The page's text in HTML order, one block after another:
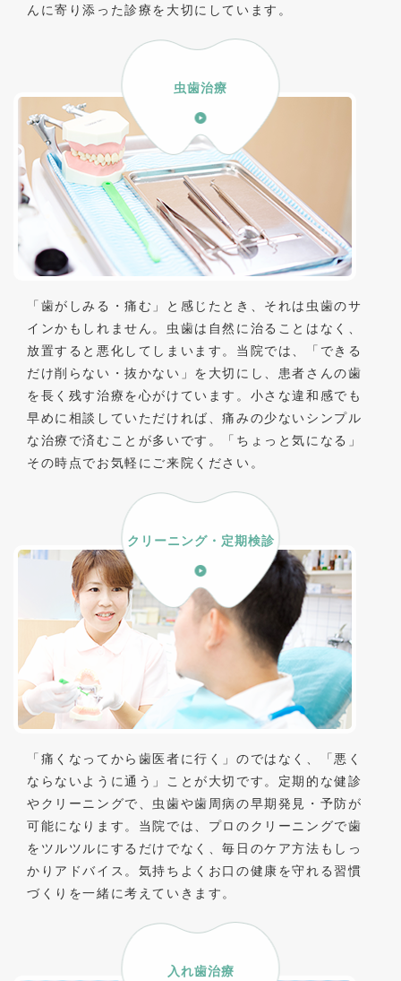
んに寄り添った診療を大切にしています。
虫歯治療
「歯がしみる・痛む」と感じたとき、それは虫歯のサ
インかもしれません。虫歯は自然に治ることはなく、
放置すると悪化してしまいます。当院では、「できる
だけ削らない・抜かない」を大切にし、患者さんの歯
を長く残す治療を心がけています。小さな違和感でも
早めに相談していただければ、痛みの少ないシンプル
な治療で済むことが多いです。「ちょっと気になる」
その時点でお気軽にご来院ください。
クリーニング・定期検診
「痛くなってから歯医者に行く」のではなく、「悪く
ならないように通う」ことが大切です。定期的な健診
やクリーニングで、虫歯や歯周病の早期発見・予防が
可能になります。当院では、プロのクリーニングで歯
をツルツルにするだけでなく、毎日のケア方法もしっ
かりアドバイス。気持ちよくお口の健康を守れる習慣
づくりを一緒に考えていきます。
入れ歯治療